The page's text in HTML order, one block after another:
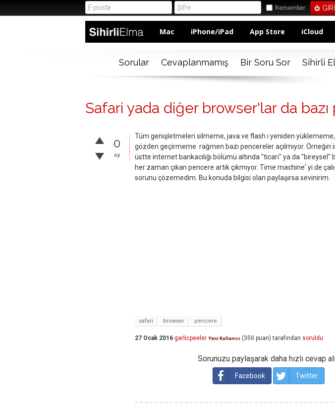
Remember
Mac iPhone/iPad App Store iCloud
Sorular Cevaplanmamış Bir Soru Sor Sihirli
Safari yada diğer browser'lar da
0
oy
Tüm genişletmeleri silmeme, java ve flash ı yeniden
gözden geçirmeme rağmen bazı pencereler açılmıyor. Örneğin
üstte internet bankacılığı bölümü altında "ticari" ya da "bireysel"
her zaman çıkan pencere artık çıkmıyor. Time machine' yi de
sorunu çözemedim. Bu konuda bilgisi olan paylaşırsa sevinirim.
safari browser pencere
27 Ocak 2016 garlicpeeler Yeni Kullanıcı (350 puan) tarafından soruldu
Sorunuzu paylaşarak daha hızlı cevap
Facebook Twitter